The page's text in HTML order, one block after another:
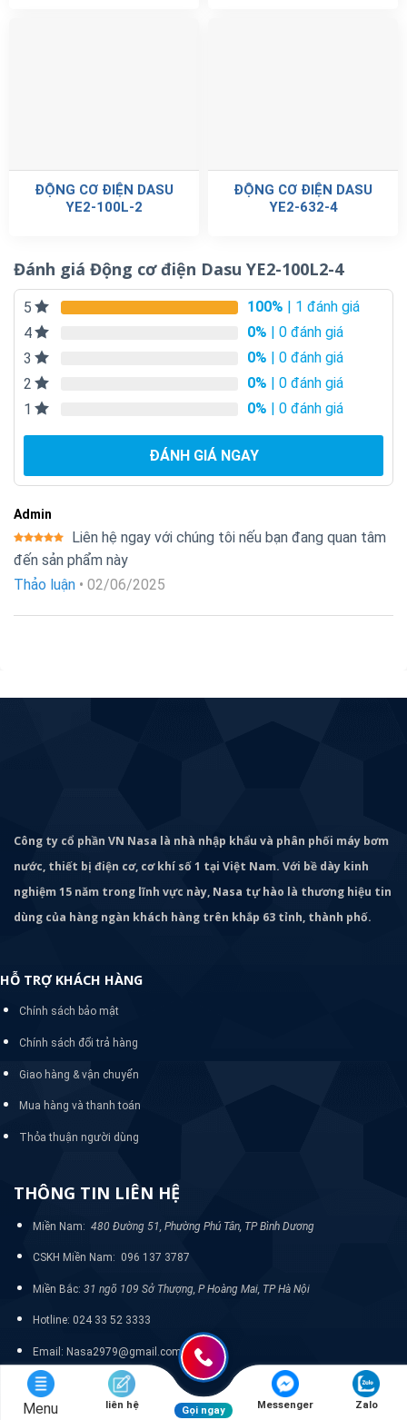
ĐỘNG CƠ ĐIỆN DASU
YE2-100L-2
ĐỘNG CƠ ĐIỆN DASU
YE2-632-4
Đánh giá Động cơ điện Dasu YE2-100L2-4
5 100% | 1 đánh giá
4
0% | 0 đánh giá
3
0% | 0 đánh giá
2
0% | 0 đánh giá
1
0% | 0 đánh giá
ĐÁNH GIÁ NGAY
Admin
Được xếp
hạng
55
Liên hệ ngay với chúng tôi nếu bạn đang quan tâm
đến sản phẩm này
Thảo luận • 02/06/2025
Công ty cổ phần VN Nasa là nhà nhập khẩu và phân phối máy bơm
nước, thiết bị điện cơ, cơ khí số 1 tại Việt Nam. Với bề dày kinh
nghiệm 15 năm trong lĩnh vực này, Nasa tự hào là thương hiệu tin
dùng của hàng ngàn khách hàng trên khắp 63 tỉnh, thành phố.
HỖ TRỢ KHÁCH HÀNG
Chính sách bảo mật
Chính sách đổi trả hàng
Giao hàng & vận chuyển
Mua hàng và thanh toán
Thỏa thuận người dùng
THÔNG TIN LIÊN HỆ
Miền Nam: 480 Đường 51, Phường Phú Tân, TP Bình Dương
CSKH Miền Nam: 096 137 3787
Miền Bắc: 31 ngõ 109 Sở Thượng, P Hoàng Mai, TP Hà Nội
Hotline: 024 33 52 3333
Email: Nasa2979@gmail.com
Menu liên hệ Gọi ngay Messenger Zalo